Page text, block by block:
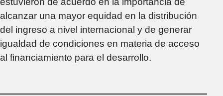
alcanzar una mayor equidad en la distribución
del ingreso a nivel internacional y de generar
igualdad de condiciones en materia de acceso
al financiamiento para el desarrollo.